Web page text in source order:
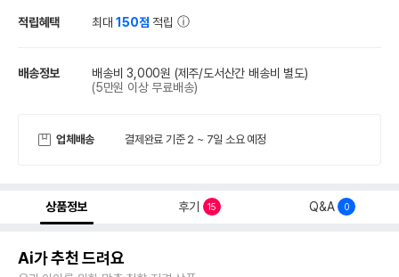
적립혜택 최대150점 적립
배송정보 배송비 3,000원 (제주/도서산간 배송비 별도)
(5만원 이상 무료배송)
업체배송 결제완료 기준 2 ~ 7일 소요 예정
상품정보 후기 15 Q&A 0
Ai가 추천 드려요